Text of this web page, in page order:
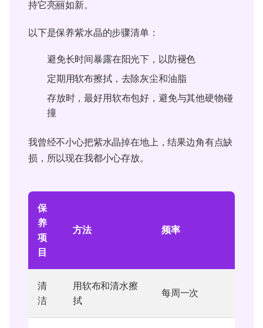
持它亮丽如新。
以下是保养紫水晶的步骤清单：
避免长时间暴露在阳光下，以防褪色
定期用软布擦拭，去除灰尘和油脂
存放时，最好用软布包好，避免与其他硬物碰
撞
我曾经不小心把紫水晶掉在地上，结果边角有点缺
损，所以现在我都小心存放。
保
养
项
目
方法 频率
清
洁
用软布和清水擦
拭
每周一次